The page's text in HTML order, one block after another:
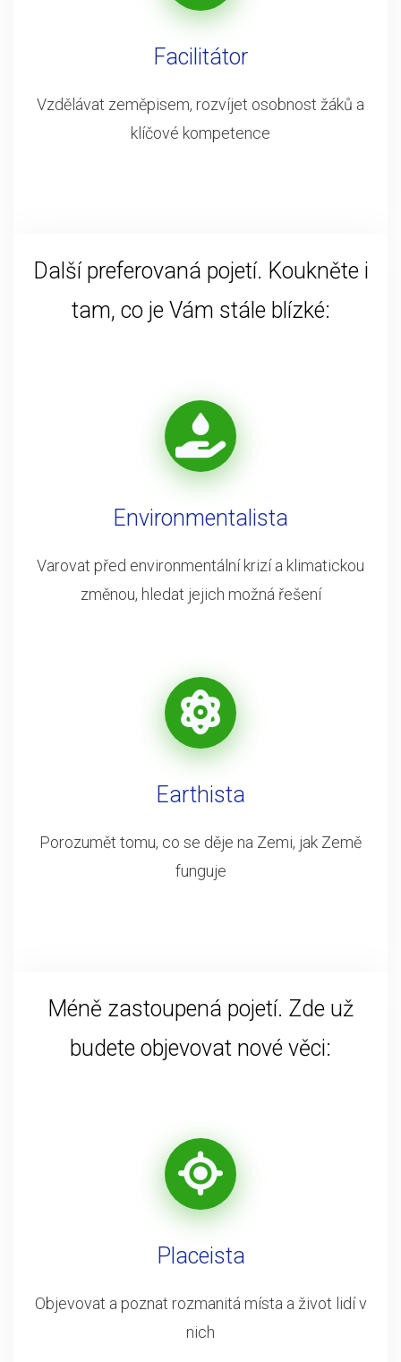
Facilitátor
Vzdělávat zeměpisem, rozvíjet osobnost žáků a
klíčové kompetence
Další preferovaná pojetí. Koukněte i
tam, co je Vám stále blízké:
Environmentalista
Varovat před environmentální krizí a klimatickou
změnou, hledat jejich možná řešení
Earthista
Porozumět tomu, co se děje na Zemi, jak Země
funguje
Méně zastoupená pojetí. Zde už
budete objevovat nové věci:
Placeista
Objevovat a poznat rozmanitá místa a život lidí v
nich